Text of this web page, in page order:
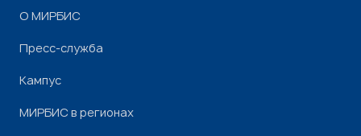
О МИРБИС
Пресс-служба
Кампус
МИРБИС в регионах